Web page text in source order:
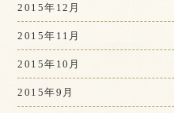
2015年12月
2015年11月
2015年10月
2015年9月